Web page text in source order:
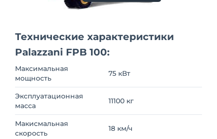
Технические характеристики
Palazzani FPB 100:
Максимальная
мощность
75 кВт
Эксплуатационная
масса
11100 кг
Макисмальная
скорость
18 км/ч